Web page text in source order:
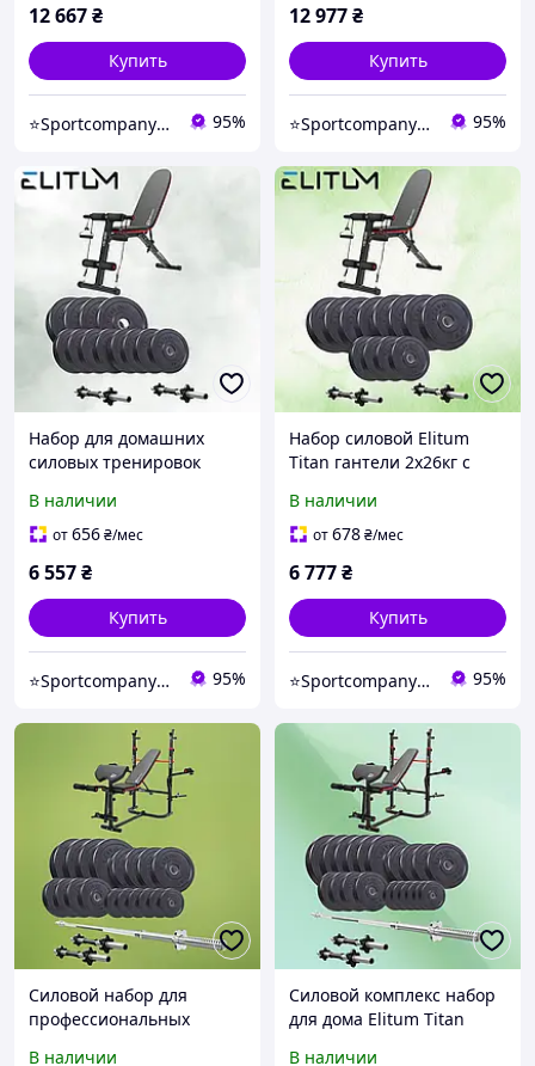
12 667₴
Купить
⭐️Sportcompany⭐️ Інтернет магазин спортивних товарів⭐️ 95%
12 977₴
Купить
⭐️Sportcompany⭐️ Інтернет магазин спортивних товарів⭐️ 95%
Набор для домашних
силовых тренировок
2х21кг с
многофункциональной
В наличии
от656₴/мес
6 557₴
Купить
⭐️Sportcompany⭐️ Інтернет магазин спортивних товарів⭐️ 95%
Набор силовой Elitum
Titan гантели 2х26кг с
регулируемой скамейкой
HS-1030 F
В наличии
от678₴/мес
6 777₴
Купить
⭐️Sportcompany⭐️ Інтернет магазин спортивних товарів⭐️ 95%
Силовой набор для
профессиональных
В наличии
Силовой комплекс набор
для дома Elitum Titan
В наличии